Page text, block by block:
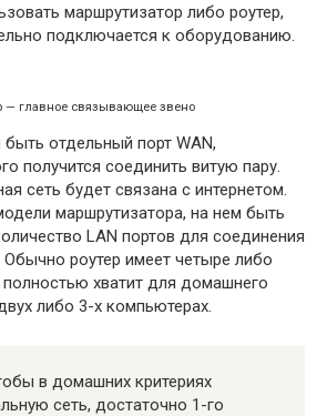
маршрутизатор либо роутер,
подключается к оборудованию.
— главное связывающее звено
отдельный порт WAN,
получится соединить витую пару.
сеть будет связана с интернетом.
маршрутизатора, на нем быть
LAN портов для соединения
Обычно роутер имеет четыре либо
полностью хватит для домашнего
либо 3-х компьютерах.
в домашних критериях
сеть, достаточно 1-го